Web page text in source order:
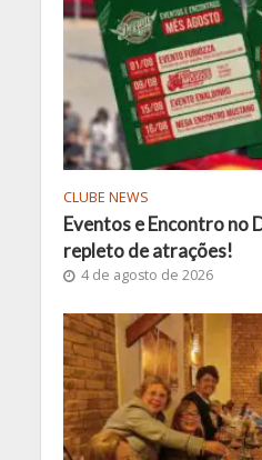
CLUBE NEWS
Eventos e Encontro no
repleto de atrações!
4 de agosto de 2026